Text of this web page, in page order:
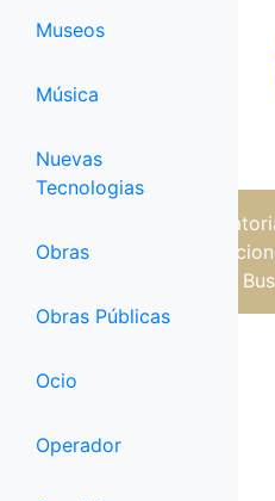
Museos
Música
Nuevas
Tecnologias
Obras
Obras Públicas
Ocio
Operador
Temarios de